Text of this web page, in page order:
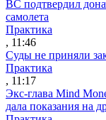
ВС подтвердил
самолета
Практика
, 11:46
Суды не приняли
Практика
, 11:17
Экс-глава Mind
дала показания на